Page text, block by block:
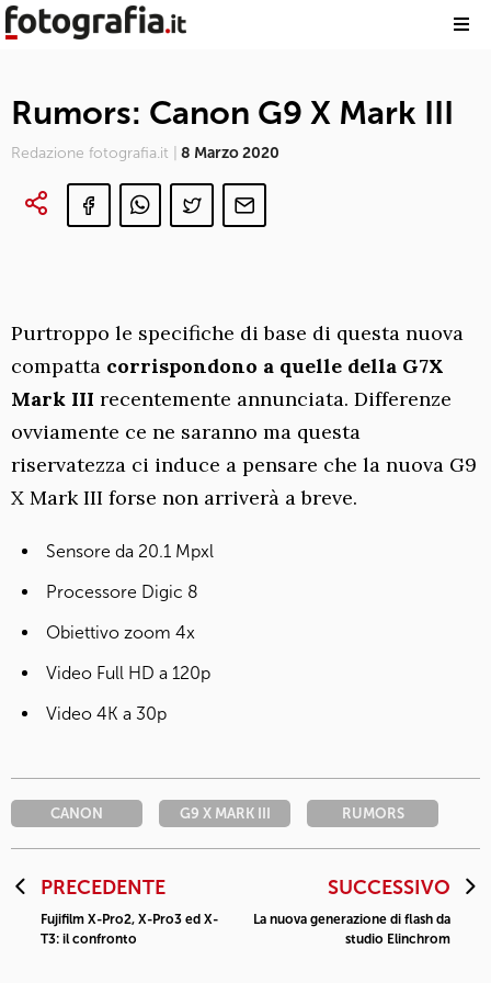
Rumors: Canon G9 X Mark III
Redazione fotografia.it | 8 Marzo 2020
Purtroppo le specifiche di base di questa nuova
compatta corrispondono a quelle della G7X
Mark III recentemente annunciata. Differenze
ovviamente ce ne saranno ma questa
riservatezza ci induce a pensare che la nuova G9
X Mark III forse non arriverà a breve.
Sensore da 20.1 Mpxl
Processore Digic 8
Obiettivo zoom 4x
Video Full HD a 120p
Video 4K a 30p
CANON G9 X MARK III RUMORS
PRECEDENTE
Fujifilm X-Pro2, X-Pro3 ed X-
T3: il confronto
SUCCESSIVO
La nuova generazione di flash da
studio Elinchrom